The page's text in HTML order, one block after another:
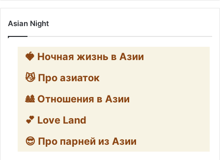
Asian Night
🍓 Ночная жизнь в Азии
😼 Про азиаток
🎎 Отношения в Азии
💕 Love Land
😎 Про парней из Азии